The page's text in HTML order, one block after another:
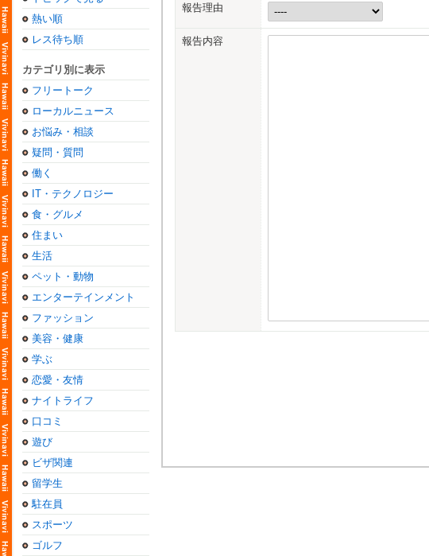
熱い順
レス待ち順
カテゴリ別に表示
フリートーク
ローカルニュース
お悩み・相談
疑問・質問
働く
IT・テクノロジー
食・グルメ
住まい
生活
ペット・動物
エンターテインメント
ファッション
美容・健康
学ぶ
恋愛・友情
ナイトライフ
口コミ
遊び
ビザ関連
留学生
駐在員
スポーツ
ゴルフ
報告理由
報告内容